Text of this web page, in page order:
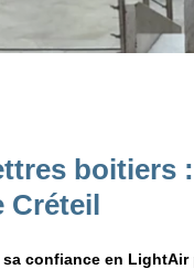
boitiers
Créteil
confiance en